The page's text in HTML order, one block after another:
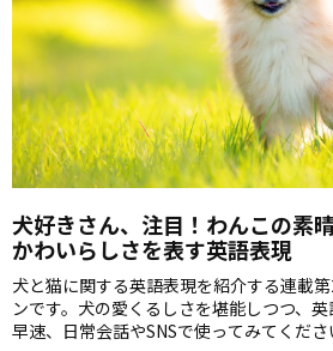
犬好きさん、注目！わんこの素
かわいらしさを表す英語表現
犬と猫に関する英語表現を紹介する連載
ンです。犬の愛くるしさを堪能しつつ、
早速、日常会話やSNSで使ってみてくださ